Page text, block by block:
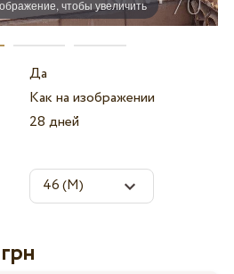
чтобы увеличить
Да
Как на изображении
28 дней